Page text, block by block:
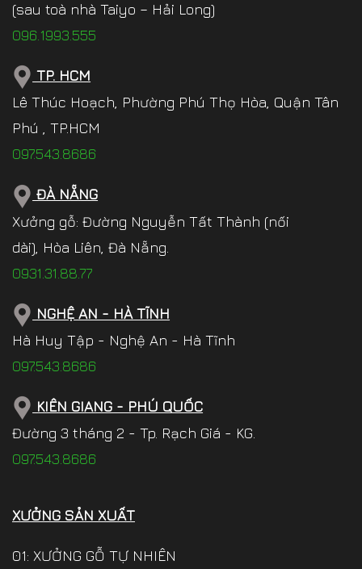
(sau toà nhà Taiyo – Hải Long)
096.1993.555
TP. HCM
Lê Thúc Hoạch, Phường Phú Thọ Hòa, Quận Tân
Phú , TP.HCM
097.543.8686
ĐÀ NẴNG
Xưởng gỗ: Đường Nguyễn Tất Thành (nối
dài), Hòa Liên, Đà Nẵng.
0931.31.88.77
NGHỆ AN - HÀ TĨNH
Hà Huy Tập - Nghệ An - Hà Tĩnh
097.543.8686
KIÊN GIANG - PHÚ QUỐC
Đường 3 tháng 2 - Tp. Rạch Giá - KG.
097.543.8686
XƯỞNG SẢN XUẤT
01: XƯỞNG GỖ TỰ NHIÊN